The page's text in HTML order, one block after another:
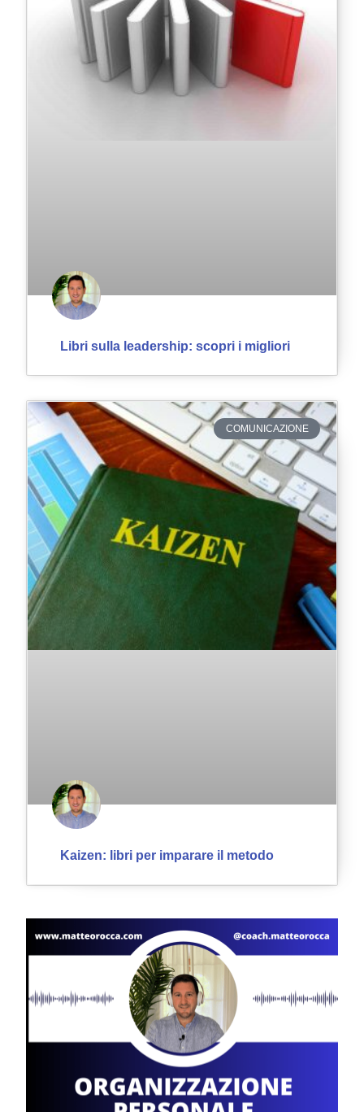
Libri sulla leadership: scopri i migliori
COMUNICAZIONE
Kaizen: libri per imparare il metodo